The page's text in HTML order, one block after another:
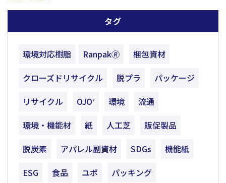
タグ
環境対応樹脂 Ranpak🄬
梱包資材
クローズドリサイクル
脱プラ
パッケージ
リサイクル
OJO⁺ 環境
流通
環境・機能材
紙 人工芝
販促製品
脱炭素
アパレル副資材 SDGs
機能紙
ESG
食品 ユポ
パッキング